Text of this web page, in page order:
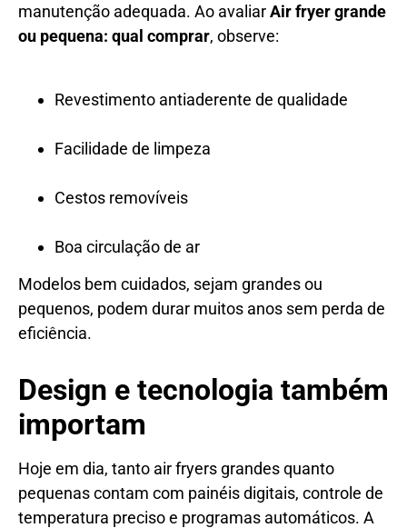
manutenção adequada. Ao avaliarAir fryer grande
ou pequena: qual comprar, observe:
Revestimento antiaderente de qualidade
Facilidade de limpeza
Cestos removíveis
Boa circulação de ar
Modelos bem cuidados, sejam grandes ou
pequenos, podem durar muitos anos sem perda de
eficiência.
Design e tecnologia também
importam
Hoje em dia, tanto air fryers grandes quanto
pequenas contam com painéis digitais, controle de
temperatura preciso e programas automáticos. A